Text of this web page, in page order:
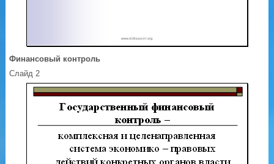
Финансовый контроль
Слайд 2